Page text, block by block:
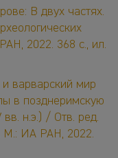
В двух частях.
2022. 368 с., ил.
варварский мир
в позднеримскую
н.э.) / Отв. ред.
М.: ИА РАН, 2022.